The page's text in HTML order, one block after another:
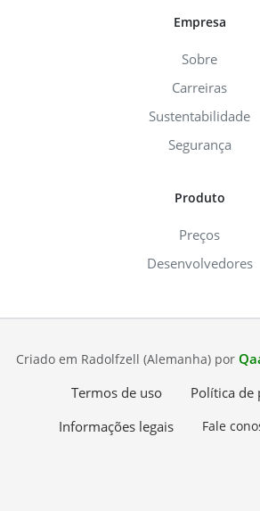
Empresa
Sobre
Carreiras
Sustentabilidade
Segurança
Produto
Preços
Desenvolvedores
Criado em Radolfzell (Alemanha) por
Termos de uso
Política de
Informações legais
Fale